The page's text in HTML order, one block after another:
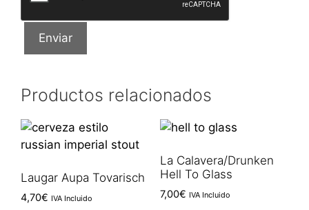
Productos relacionados
Laugar Aupa Tovarisch
4,70€ IVA Incluido
La Calavera/Drunken
Hell To Glass
7,00€ IVA Incluido